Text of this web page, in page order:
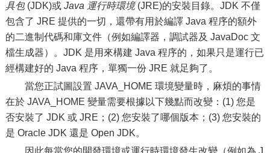
具包(JDK)或 Java 運行時環境(JRE)的安裝目錄。JDK 不僅
包含了 JRE 提供的一切，還帶有用於編譯 Java 程序的額外
的二進制代碼和庫文件（例如編譯器，調試器及 JavaDoc 文
檔生成器）。JDK 是用來構建 Java 程序的，如果只是運行已
經構建好的 Java 程序，單獨一份 JRE 就足夠了。
當您正試圖設置 JAVA_HOME 環境變量時，麻煩的事情
在於 JAVA_HOME 變量需要根據以下幾點而改變：(1) 您是
否安裝了 JDK 或 JRE；(2) 您安裝了哪個版本；(3) 您安裝的
是 Oracle JDK 還是 Open JDK。
因此每當您的開發環境或運行時環境發生改變（例如為 J